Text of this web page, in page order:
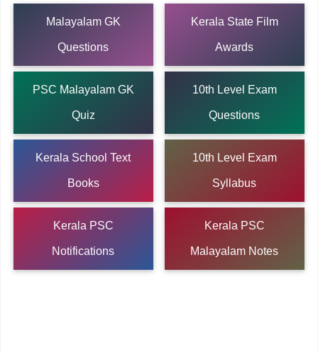
Malayalam GK
Questions
Kerala State Film
Awards
PSC Malayalam GK
Quiz
10th Level Exam
Questions
Kerala School Text
Books
10th Level Exam
Syllabus
Kerala PSC
Notifications
Kerala PSC
Malayalam Notes